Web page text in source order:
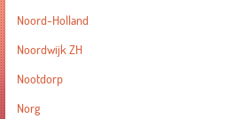
Noord-Holland
Noordwijk ZH
Nootdorp
Norg